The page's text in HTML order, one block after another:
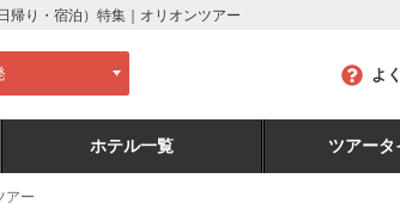
帰り・宿泊）特集｜オリオンツアー
よ
ホテル一覧 ツアータ
アー